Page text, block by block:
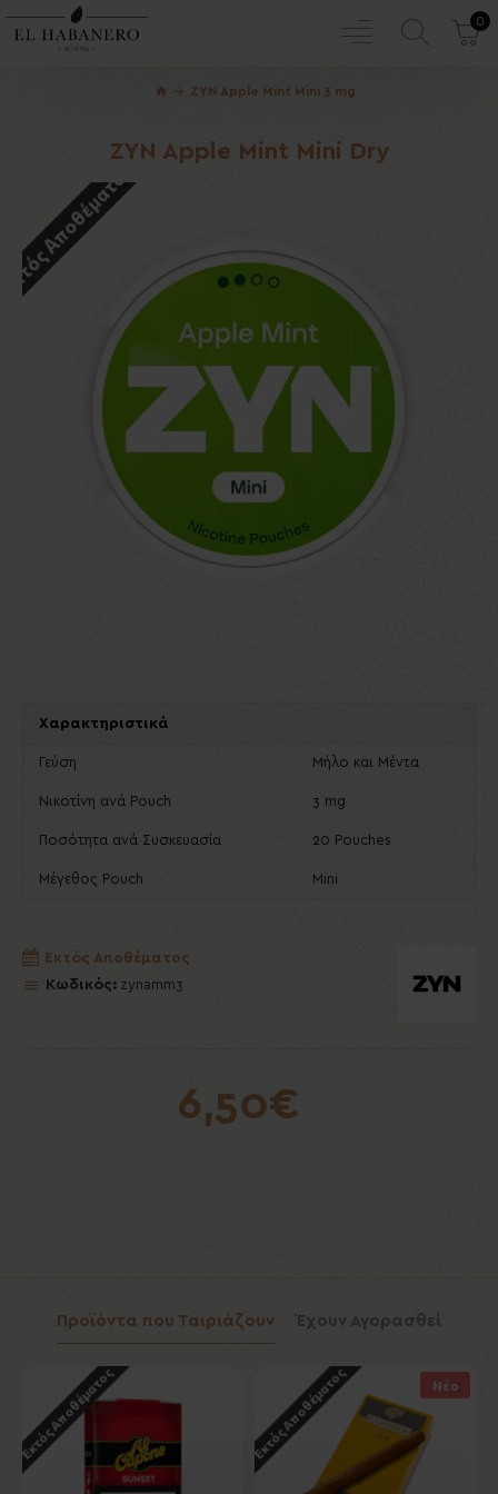
0
ZYN Apple Mint Mini 3 mg
ZYN Apple Mint Mini Dry
Αποθέματος
Χαρακτηριστικά
Γεύση Μήλο και Μέντα
Νικοτίνη ανά Pouch 3 mg
Ποσότητα ανά Συσκευασία 20 Pouches
Μέγεθος Pouch Mini
6,50€
Εκτός Αποθέματος
Κωδικός: zynamm3
Προϊόντα που Ταιριάζουν Έχουν Αγορασθεί
Εκτός Αποθέματος Νέο
Εκτός Αποθέματος